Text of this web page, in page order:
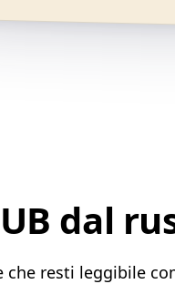
dal
resti leggibile